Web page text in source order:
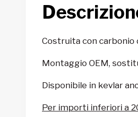
Costruita con carbonio
Montaggio OEM,
Disponibile in kevlar
Per importi inferiori a